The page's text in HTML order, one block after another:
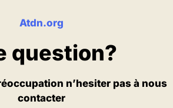
Atdn.org
question?
n’hesiter pas à nous
contacter